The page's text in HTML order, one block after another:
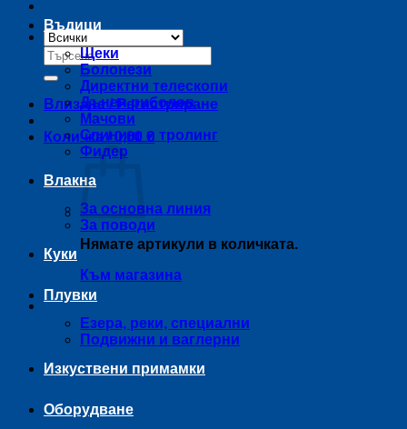
Търсене
за:
Влизане / Регистриране
Количка /0,00 €
Нямате артикули в количката.
Към магазина
Въдици
Щеки
Болонези
Директни телескопи
Дънен риболов
Мачови
Спининг и тролинг
Фидер
Влакна
За основна линия
За поводи
Куки
Плувки
Езера, реки, специални
Подвижни и ваглерни
Изкуствени примамки
Оборудване